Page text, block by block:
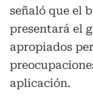
señaló que el
presentará el
apropiados
aplicación.